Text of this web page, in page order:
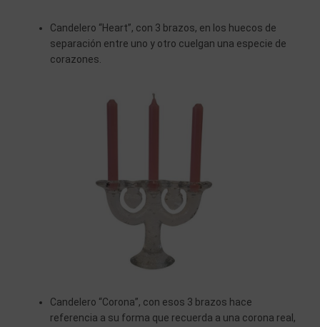
Candelero “Heart”, con 3 brazos, en los huecos de
separación entre uno y otro cuelgan una especie de
corazones.
Candelero “Corona”, con esos 3 brazos hace
referencia a su forma que recuerda a una corona real,